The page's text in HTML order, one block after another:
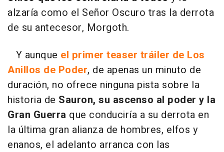
alzaría como el Señor Oscuro tras la derrota
de su antecesor, Morgoth.
Y aunque el primer teaser tráiler de Los
Anillos de Poder, de apenas un minuto de
duración, no ofrece ninguna pista sobre la
historia de Sauron, su ascenso al poder y la
Gran Guerra que conduciría a su derrota en
la última gran alianza de hombres, elfos y
enanos, el adelanto arranca con las